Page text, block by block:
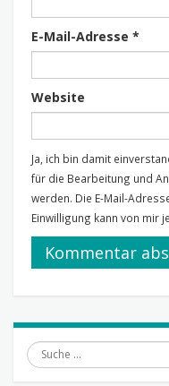
E-Mail-Adresse *
Website
Ja, ich bin damit
für die Bearbeitung und
werden. Die E-Mail-
Einwilligung kann von mir
Suche